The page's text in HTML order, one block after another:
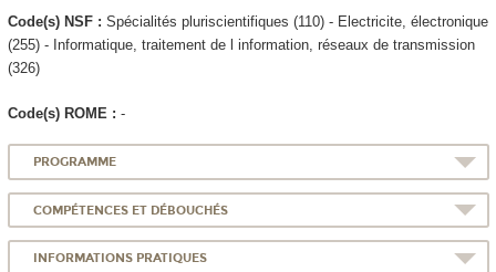
Code(s) NSF : Spécialités pluriscientifiques (110) - Electricite, électronique
(255) - Informatique, traitement de l information, réseaux de transmission
(326)
Code(s) ROME : -
PROGRAMME
COMPÉTENCES ET DÉBOUCHÉS
INFORMATIONS PRATIQUES